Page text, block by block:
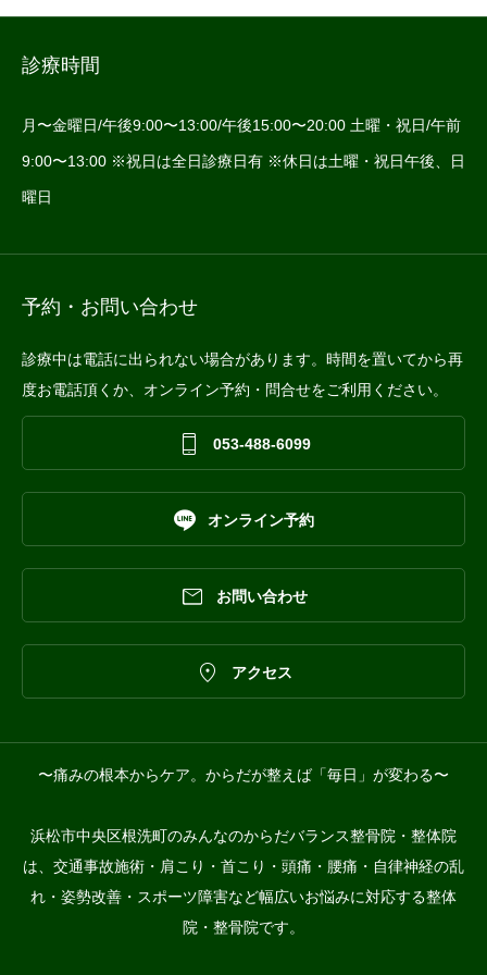
診療時間
月〜金曜日/午後9:00〜13:00/午後15:00〜20:00 土曜・祝日/午前
9:00〜13:00 ※祝日は全日診療日有 ※休日は土曜・祝日午後、日
曜日
予約・お問い合わせ
診療中は電話に出られない場合があります。時間を置いてから再
度お電話頂くか、オンライン予約・問合せをご利用ください。
 053-488-6099
 オンライン予約
 お問い合わせ
 アクセス
〜痛みの根本からケア。からだが整えば「毎日」が変わる〜
浜松市中央区根洗町のみんなのからだバランス整骨院・整体院
は、交通事故施術・肩こり・首こり・頭痛・腰痛・自律神経の乱
れ・姿勢改善・スポーツ障害など幅広いお悩みに対応する整体
院・整骨院です。